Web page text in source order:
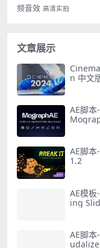
频音效 高清实拍
文章展示
n 中文
AE脚
AE脚
1.2
AE模
ing
AE脚